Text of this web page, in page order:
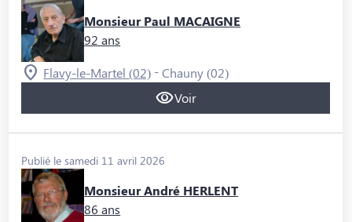
Monsieur Paul MACAIGNE
92 ans
Flavy-le-Martel (02) -Chauny (02)
Voir
Publié le samedi 11 avril 2026
Monsieur André HERLENT
86 ans